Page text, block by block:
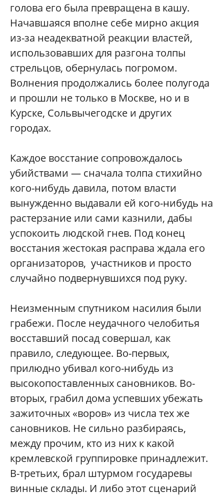
голова его была превращена в кашу.
Начавшаяся вполне себе мирно акция
из-за неадекватной реакции властей,
использовавших для разгона толпы
стрельцов, обернулась погромом.
Волнения продолжались более полугода
и прошли не только в Москве, но и в
Курске, Сольвычегодске и других
городах.
Каждое восстание сопровождалось
убийствами — сначала толпа стихийно
кого-нибудь давила, потом власти
вынужденно выдавали ей кого-нибудь на
растерзание или сами казнили, дабы
успокоить людской гнев. Под конец
восстания жестокая расправа ждала его
организаторов, участников и просто
случайно подвернувшихся под руку.
Неизменным спутником насилия были
грабежи. После неудачного челобитья
восставший посад совершал, как
правило, следующее. Во-первых,
прилюдно убивал кого-нибудь из
высокопоставленных сановников. Во-
вторых, грабил дома успевших убежать
зажиточных «воров» из числа тех же
сановников. Не сильно разбираясь,
между прочим, кто из них к какой
кремлевской группировке принадлежит.
В-третьих, брал штурмом государевы
винные склады. И либо этот сценарий